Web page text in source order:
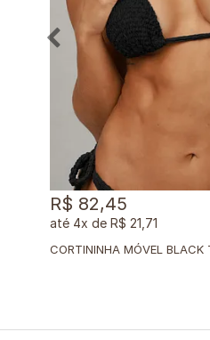
R$ 82,45
4x de R$ 21,71